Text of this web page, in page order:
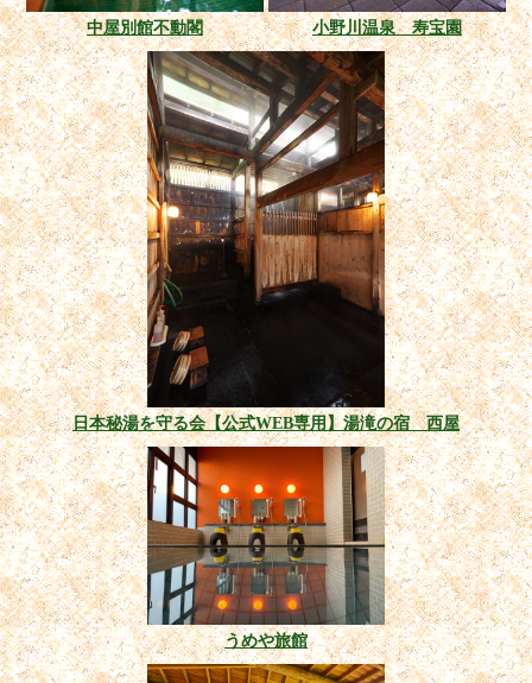
中屋別館不動閣 小野川温泉 寿宝園
日本秘湯を守る会【公式WEB専用】湯滝の宿 西屋
うめや旅館